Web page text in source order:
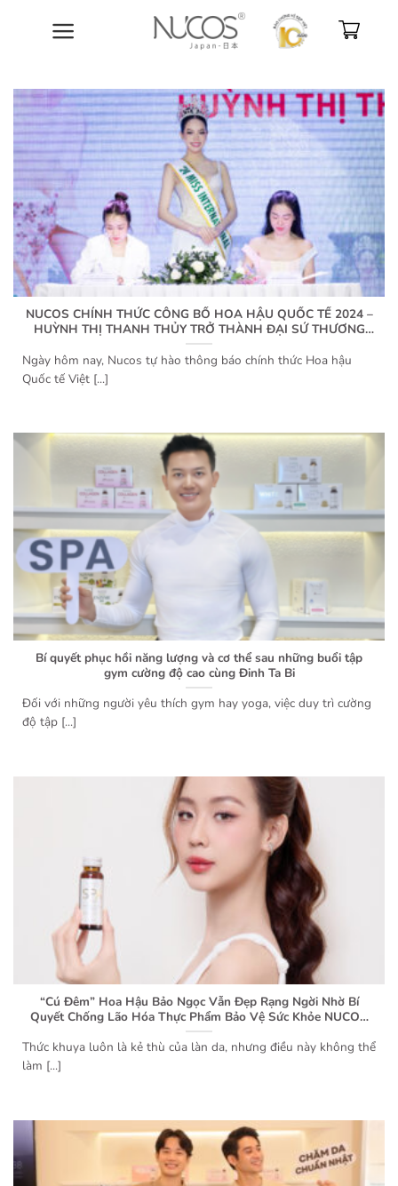
NUCOS CHÍNH THỨC CÔNG BỐ HOA HẬU QUỐC TẾ 2024 –
HUỲNH THỊ THANH THỦY TRỞ THÀNH ĐẠI SỨ THƯƠNG
HIỆU
Ngày hôm nay, Nucos tự hào thông báo chính thức Hoa hậu
Quốc tế Việt [...]
Bí quyết phục hồi năng lượng và cơ thể sau những buổi tập
gym cường độ cao cùng Đinh Ta Bi
Đối với những người yêu thích gym hay yoga, việc duy trì cường
độ tập [...]
“Cú Đêm” Hoa Hậu Bảo Ngọc Vẫn Đẹp Rạng Ngời Nhờ Bí
Quyết Chống Lão Hóa Thực Phẩm Bảo Vệ Sức Khỏe NUCOS
SPA 13500
Thức khuya luôn là kẻ thù của làn da, nhưng điều này không thể
làm [...]